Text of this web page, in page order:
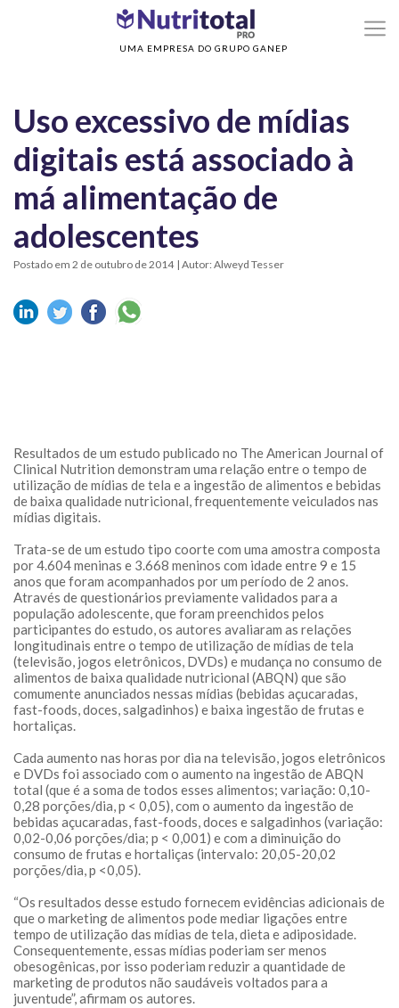
UMA EMPRESA DO GRUPO GANEP
Sem categoria> Uso excessivo de mídias digitais está associado à má
alimentação de adolescentes
Uso excessivo de mídias
digitais está associado à
má alimentação de
adolescentes
Postado em 2 de outubro de 2014 | Autor: Alweyd Tesser
Resultados de um estudo publicado no The American Journal of
Clinical Nutrition demonstram uma relação entre o tempo de
utilização de mídias de tela e a ingestão de alimentos e bebidas
de baixa qualidade nutricional, frequentemente veiculados nas
mídias digitais.
Trata-se de um estudo tipo coorte com uma amostra composta
por 4.604 meninas e 3.668 meninos com idade entre 9 e 15
anos que foram acompanhados por um período de 2 anos.
Através de questionários previamente validados para a
população adolescente, que foram preenchidos pelos
participantes do estudo, os autores avaliaram as relações
longitudinais entre o tempo de utilização de mídias de tela
(televisão, jogos eletrônicos, DVDs) e mudança no consumo de
alimentos de baixa qualidade nutricional (ABQN) que são
comumente anunciados nessas mídias (bebidas açucaradas,
fast-foods, doces, salgadinhos) e baixa ingestão de frutas e
hortaliças.
Cada aumento nas horas por dia na televisão, jogos eletrônicos
e DVDs foi associado com o aumento na ingestão de ABQN
total (que é a soma de todos esses alimentos; variação: 0,10-
0,28 porções/dia, p < 0,05), com o aumento da ingestão de
bebidas açucaradas, fast-foods, doces e salgadinhos (variação:
0,02-0,06 porções/dia; p < 0,001) e com a diminuição do
consumo de frutas e hortaliças (intervalo: 20,05-20,02
porções/dia, p <0,05).
“Os resultados desse estudo fornecem evidências adicionais de
que o marketing de alimentos pode mediar ligações entre
tempo de utilização das mídias de tela, dieta e adiposidade.
Consequentemente, essas mídias poderiam ser menos
obesogênicas, por isso poderiam reduzir a quantidade de
marketing de produtos não saudáveis voltados para a
juventude”, afirmam os autores.